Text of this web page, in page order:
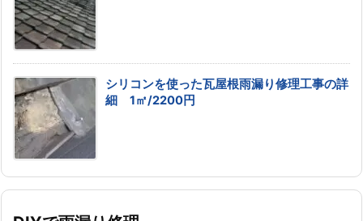
シリコンを使った瓦屋根雨漏り修理工事の詳
細 1㎡/2200円